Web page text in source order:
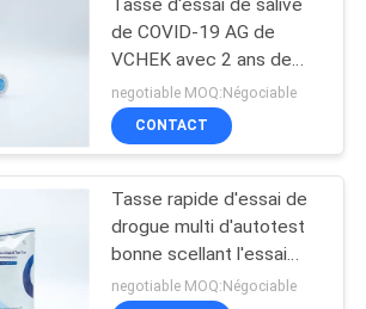
Tasse d'essai de salive
de COVID-19 AG de
VCHEK avec 2 ans de
durée de conservation
negotiable MOQ:Négociable
CONTACT
Tasse rapide d'essai de
drogue multi d'autotest
bonne scellant l'essai
étanche de salive
negotiable MOQ:Négociable